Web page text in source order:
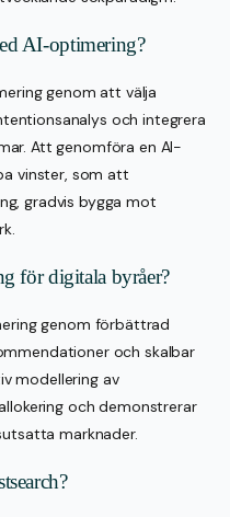
AI-optimering?
genom att välja
och integrera
Att genomföra en AI-
vinster, som att
gradvis bygga mot
för digitala byråer?
genom förbättrad
och skalbar
modellering av
och demonstrerar
marknader.